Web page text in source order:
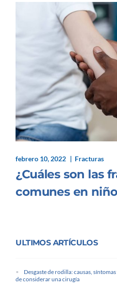
febrero 10, 2022 Fracturas
¿Cuáles son las
comunes en
ULTIMOS ARTÍCULOS
Desgaste de rodilla: causas,
de considerar una cirugía